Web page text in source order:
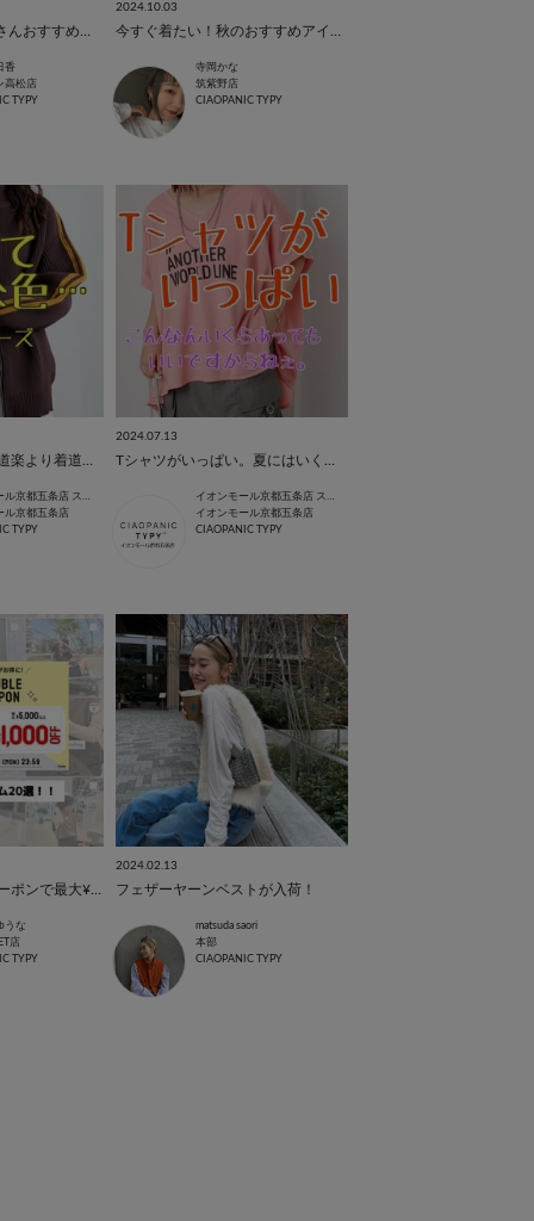
香
高松店
TYPY
2024.10.03
寺岡かな
筑紫野店
CIAOPANIC TYPY
イオンモール京都五条店 スタッフ
ル京都五条店
TYPY
2024.07.13
イオンモール京都五条店 スタッフ
イオンモール京都五条店
CIAOPANIC TYPY
うな
店
TYPY
2024.02.13
フェザーヤーンベストが入荷！
matsuda saori
本部
CIAOPANIC TYPY